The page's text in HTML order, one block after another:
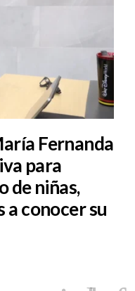
Fernanda
para
de niñas,
a conocer su